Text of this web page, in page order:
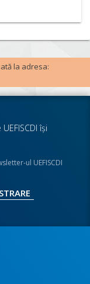
la adresa:
îşi
ul UEFISCDI